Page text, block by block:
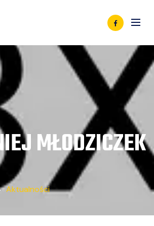
MŁODZICZEK
Aktualności